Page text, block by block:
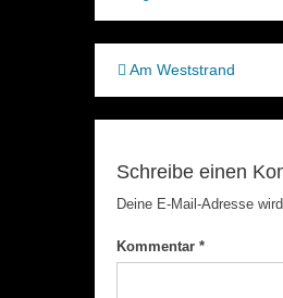
Am Weststrand
Schreibe einen
Deine E-Mail-Adresse
Kommentar *